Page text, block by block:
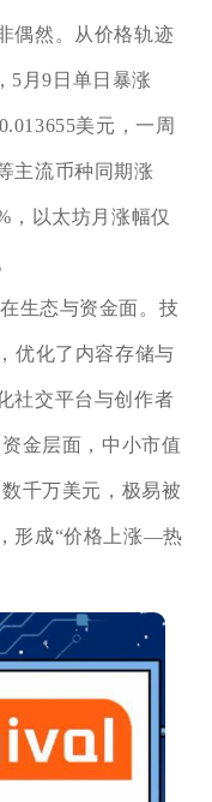
偶然。从价格轨迹
5月9日单日暴涨
美元，一周
主流币种同期涨
，以太坊月涨幅仅
生态与资金面。技
优化了内容存储与
社交平台与创作者
金层面，中小市值
千万美元，极易被
形成“价格上涨—热